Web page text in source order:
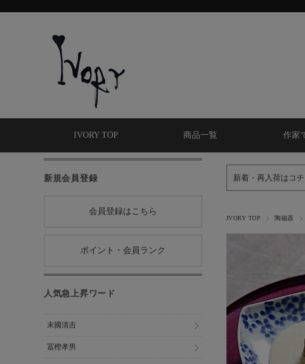
IVORY TOP 商品一覧 作家
新着・再入荷はコ
IVORY TOP 陶磁器
新規会員登録
会員登録はこちら
ポイント・会員ランク
人気急上昇ワード
末國清吉
冨樫孝男